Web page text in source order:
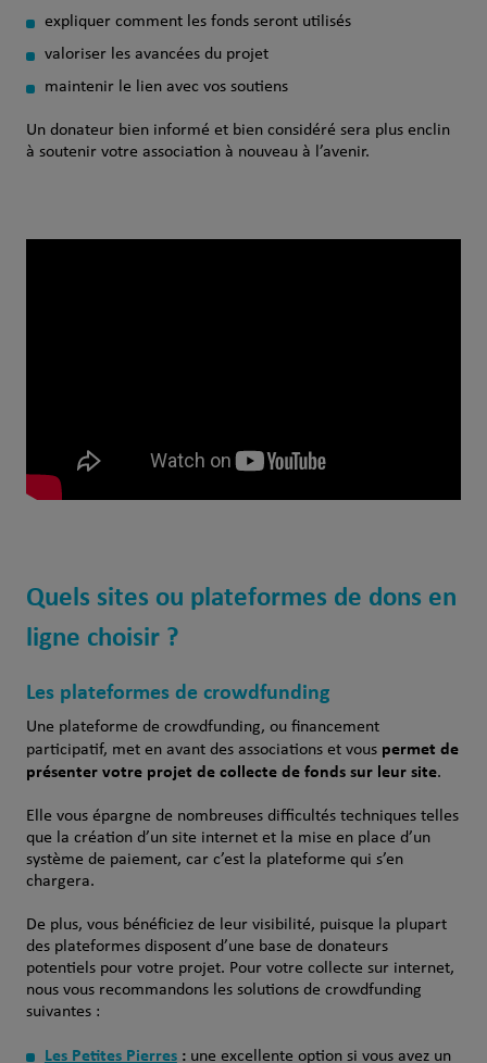
expliquer comment les fonds seront utilisés
valoriser les avancées du projet
maintenir le lien avec vos soutiens
Un donateur bien informé et bien considéré sera plus enclin
à soutenir votre association à nouveau à l’avenir.
Quels sites ou plateformes de dons en
ligne choisir ?
Les plateformes de crowdfunding
Une plateforme de crowdfunding, ou financement
participatif, met en avant des associations et vous permet de
présenter votre projet de collecte de fonds sur leur site.
Elle vous épargne de nombreuses difficultés techniques telles
que la création d’un site internet et la mise en place d’un
système de paiement, car c’est la plateforme qui s’en
chargera.
De plus, vous bénéficiez de leur visibilité, puisque la plupart
des plateformes disposent d’une base de donateurs
potentiels pour votre projet. Pour votre collecte sur internet,
nous vous recommandons les solutions de crowdfunding
suivantes :
Les Petites Pierres:une excellente option si vous avez un